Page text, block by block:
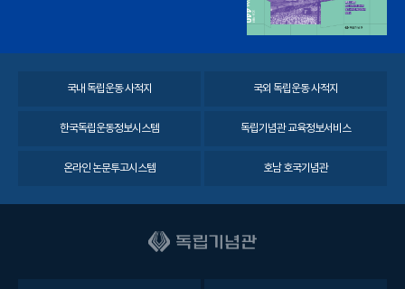
국내 독립운동 사적지 국외 독립운동 사적지
한국독립운동정보시스템 독립기념관 교육정보서비스
온라인 논문투고시스템 호남 호국기념관